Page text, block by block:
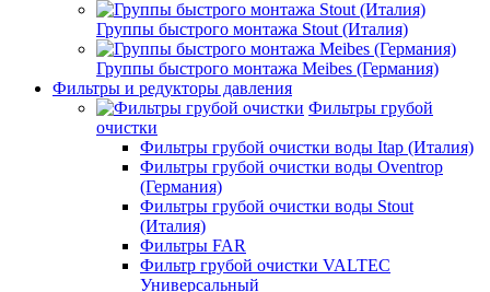
Группы быстрого монтажа Stout (Италия)
Группы быстрого монтажа Meibes (Германия)
Фильтры и редукторы давления
Фильтры грубой
очистки
Фильтры грубой очистки воды Itap (Италия)
Фильтры грубой очистки воды Oventrop
(Германия)
Фильтры грубой очистки воды Stout
(Италия)
Фильтры FAR
Фильтр грубой очистки VALTEC
Универсальный